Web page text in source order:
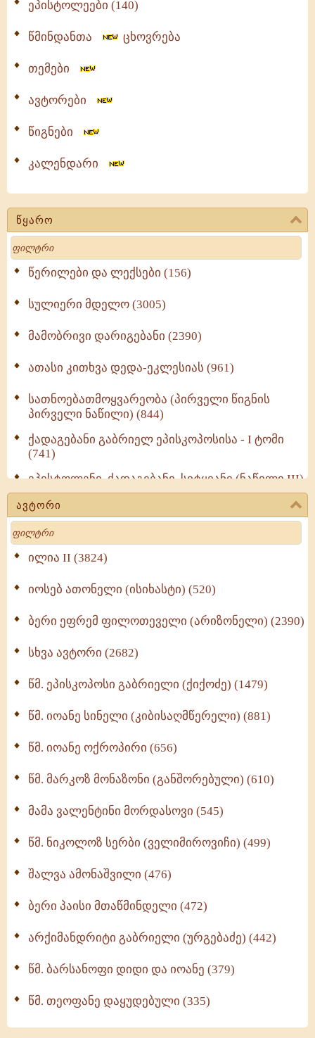
ეპისტოლეები (140)
წმინდანთა ცხოვრება
თემები
ავტორები
წიგნები
კალენდარი
წყარო
Search
წერილები და ლექსები (156)
სულიერი მდელო (3005)
მამობრივი დარიგებანი (2390)
ათასი კითხვა დედა-ეკლესიას (961)
სათნოებათმოყვარეობა (პირველი წიგნის
პირველი ნაწილი) (844)
ქადაგებანი გაბრიელ ეპისკოპოსისა - I ტომი
(741)
ეპისტოლენი, ქადაგებანი, სიტყვანი (ნაწილი III)
(723)
მოძღვრის ძალზე სასარგებლო რჩევები
მრევლისათვის (545)
Wisdomge (514)
ქადაგებანი გაბრიელ ეპისკოპოსისა - II ტომი
სულიერი ცხოვრების სახელმძღვანელო -
ნაწილი II (369)
ავტორი
Search
ილია II (3824)
იოსებ ათონელი (ისიხასტი) (520)
ბერი ეფრემ ფილოთეველი (არიზონელი) (2390)
სხვა ავტორი (2682)
წმ. ეპისკოპოსი გაბრიელი (ქიქოძე) (1479)
წმ. იოანე სინელი (კიბისაღმწერელი) (881)
წმ. იოანე ოქროპირი (656)
წმ. მარკოზ მონაზონი (განშორებული) (610)
მამა ვალენტინი მორდასოვი (545)
წმ. ნიკოლოზ სერბი (ველიმიროვიჩი) (499)
შალვა ამონაშვილი (476)
ბერი პაისი მთაწმინდელი (472)
არქიმანდრიტი გაბრიელი (ურგებაძე) (442)
წმ. ბარსანოფი დიდი და იოანე (379)
წმ. თეოფანე დაყუდებული (335)